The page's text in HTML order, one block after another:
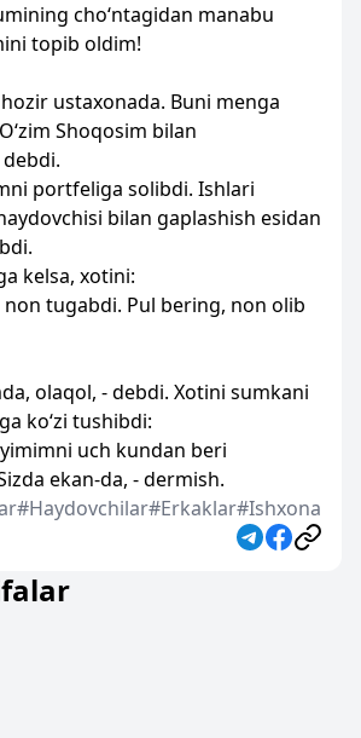
cho‘ntagidan manabu
topib oldim!
ustaxonada. Buni menga
Shoqosim bilan
portfeliga solibdi. Ishlari
bilan gaplashish esidan
kelsa, xotini:
tugabdi. Pul bering, non olib
olaqol, - debdi. Xotini sumkani
ko‘zi tushibdi:
uch kundan beri
ekan-da, - dermish.
#Haydovchilar#Erkaklar#Ishxona